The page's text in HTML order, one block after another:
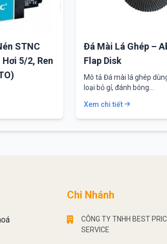
STNC
5/2, Ren
Đá Mài Lá Ghép –
Flap Disk
Mô tả Đá mài lá ghép
loại bỏ gỉ, đánh bóng…
Xem chi tiết
Chi Nhánh
CÔNG TY TNHH BEST
SERVICE